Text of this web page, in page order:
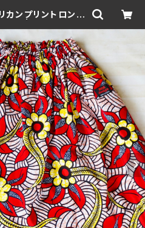
カンプリントロング